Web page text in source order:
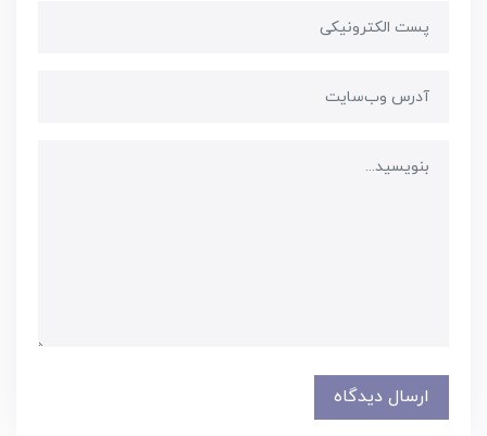
ارسال دیدگاه